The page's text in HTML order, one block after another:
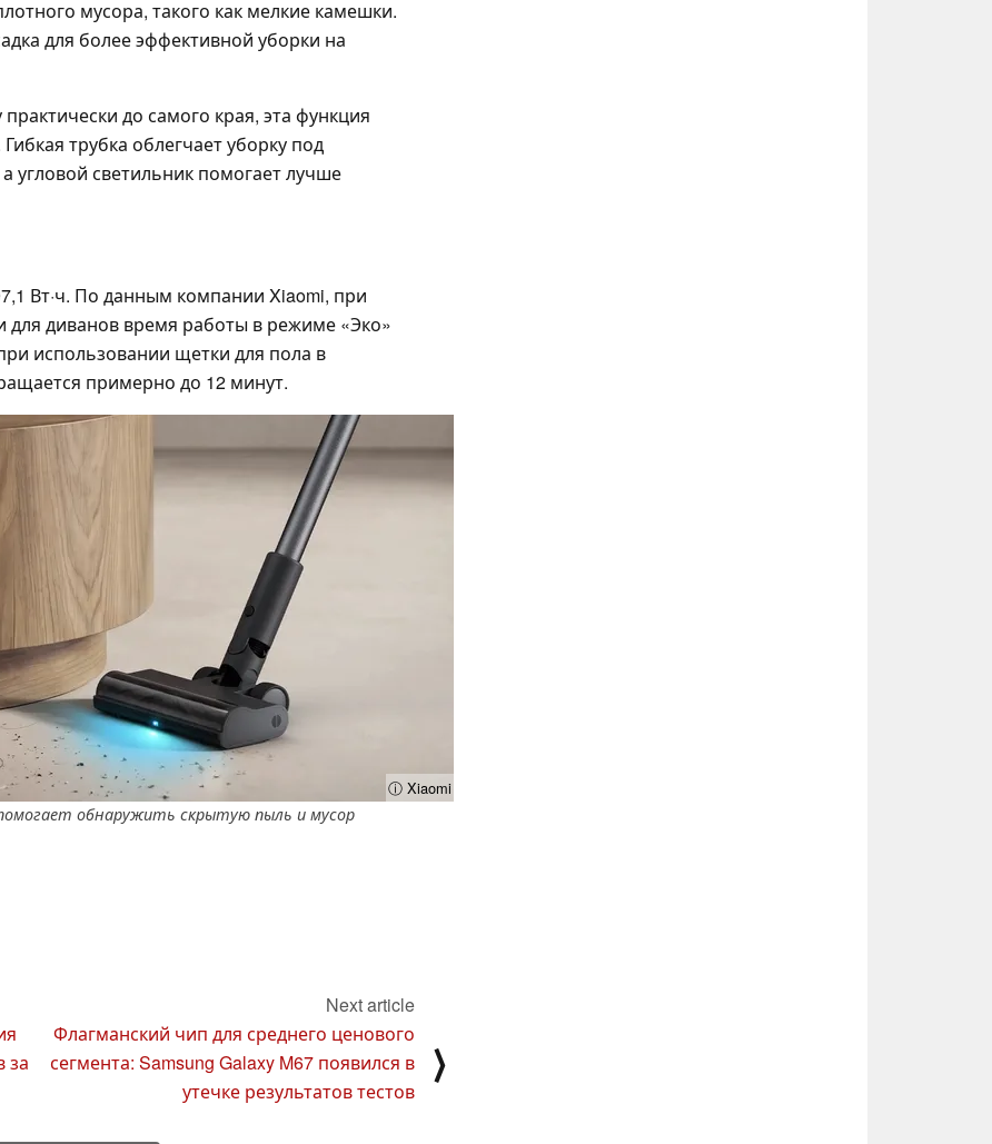
мусора, такого как мелкие камешки.
для более эффективной уборки на
до самого края, эта функция
трубка облегчает уборку под
светильник помогает лучше
Вт·ч. По данным компании Xiaomi, при
диванов время работы в режиме «Эко»
использовании щетки для пола в
примерно до 12 минут.
ⓘ Xiaomi
обнаружить скрытую пыль и мусор
за
Next article
Флагманский чип для среднего ценового
сегмента: Samsung Galaxy M67 появился в
утечке результатов тестов
⟩